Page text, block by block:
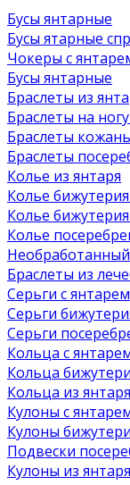
Бусы янтарные
Бусы ятарные
Чокеры с
Бусы янтарные
Браслеты из
Браслеты на
Браслеты
Браслеты
Колье из янтаря
Колье
Колье
Колье
Браслеты из
Серьги с янтарем
Серьги
Серьги
Кольца с
Кольца
Кольца из янтаря
Кулоны с
Кулоны
Подвески
Кулоны из